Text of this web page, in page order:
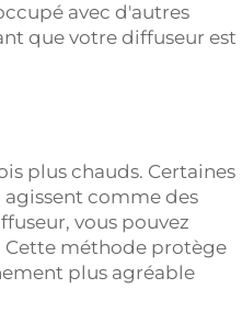
avec d'autres
que votre diffuseur est
plus chauds. Certaines
comme des
vous pouvez
Cette méthode protège
plus agréable